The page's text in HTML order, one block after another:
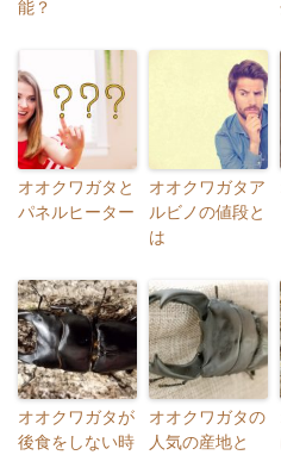
能？
オオクワガタと
パネルヒーター
オオクワガタア
ルビノの値段と
は
オオクワガタが
後食をしない時
オオクワガタの
人気の産地と